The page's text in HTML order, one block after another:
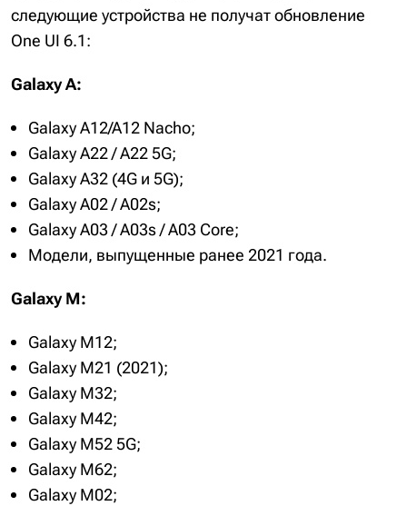
следующие устройства не получат обновление
One UI 6.1:
Galaxy A:
Galaxy A12/A12 Nacho;
Galaxy A22 / A22 5G;
Galaxy A32 (4G и 5G);
Galaxy A02 / A02s;
Galaxy A03 / A03s / A03 Core;
Модели, выпущенные ранее 2021 года.
Galaxy M:
Galaxy M12;
Galaxy M21 (2021);
Galaxy M32;
Galaxy M42;
Galaxy M52 5G;
Galaxy M62;
Galaxy M02;